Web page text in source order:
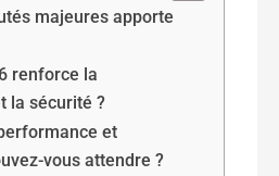
majeures apporte
renforce la
la sécurité ?
et
vous attendre ?